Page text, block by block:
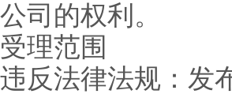
公司的权利。
受理范围
违反法律法规：发